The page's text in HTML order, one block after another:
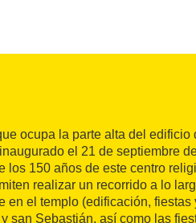
ocupa la parte alta del
el 21 de septiembre
los 150 años de este centro
realizar un recorrido a lo
en el templo (edificación, fiestas
san Sebastián, así como las